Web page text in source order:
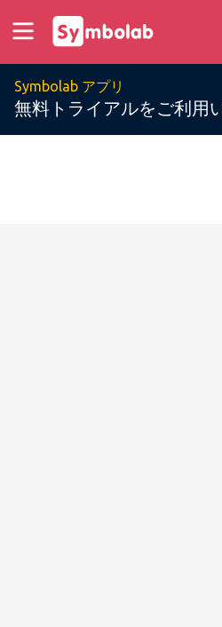
Symbolab アプリ
無料トライアルをご利用